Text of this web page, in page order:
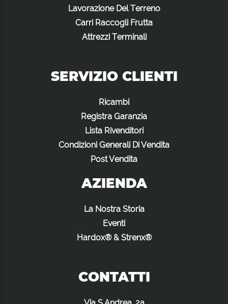
Lavorazione Del Terreno
Carri Raccogli Frutta
Attrezzi Terminali
SERVIZIO CLIENTI
Ricambi
Registra Garanzia
Lista Rivenditori
Condizioni Generali Di Vendita
Post Vendita
AZIENDA
La Nostra Storia
Eventi
Hardox® & Strenx®
CONTATTI